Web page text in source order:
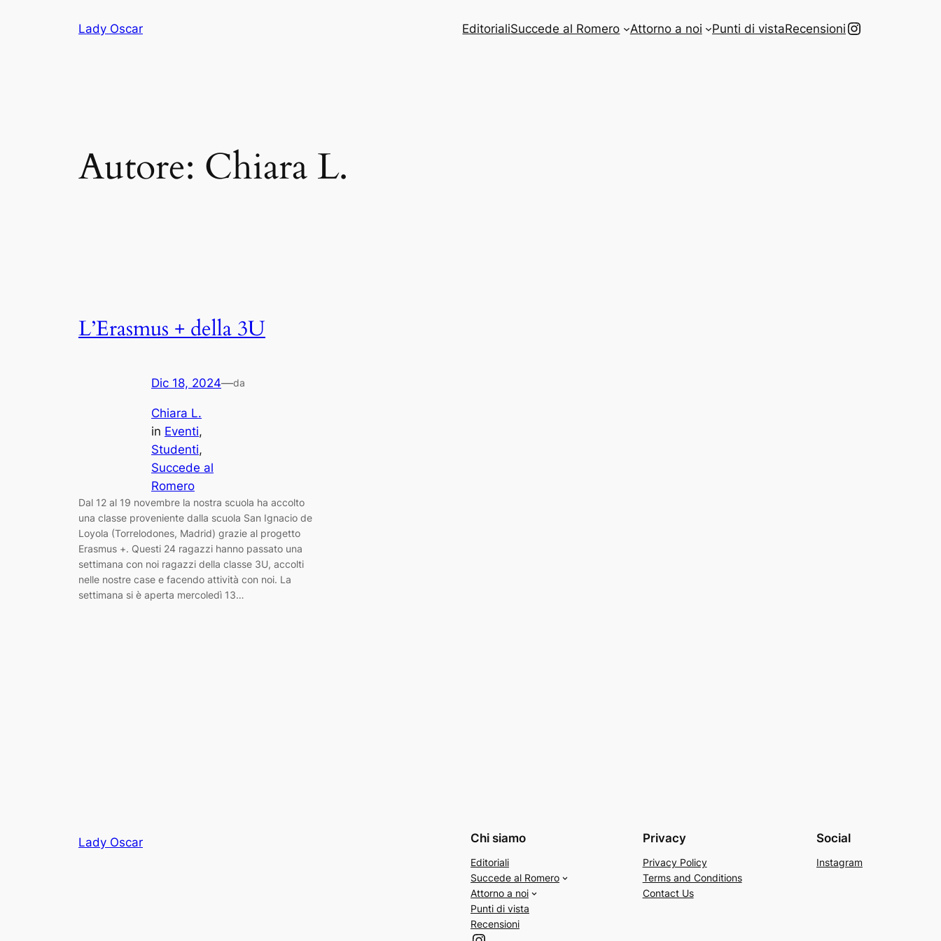
Lady Oscar EditorialiSuccede al Romero Attorno a noi Punti di vistaRecensioni Instagram
Autore: Chiara L.
L’Erasmus + della 3U
Dic 18, 2024—da
Chiara L.
in Eventi
Studenti
Succede al
Romero
Dal 12 al 19 novembre la nostra scuola ha accolto
una classe proveniente dalla scuola San Ignacio de
Loyola (Torrelodones, Madrid) grazie al progetto
Erasmus +. Questi 24 ragazzi hanno passato una
settimana con noi ragazzi della classe 3U, accolti
nelle nostre case e facendo attività con noi. La
settimana si è aperta mercoledì 13…
Lady Oscar Chi siamo
Editoriali
Succede al Romero
Attorno a noi
Punti di vista
Recensioni
Privacy
Privacy Policy
Terms and Conditions
Contact Us
Social
Instagram